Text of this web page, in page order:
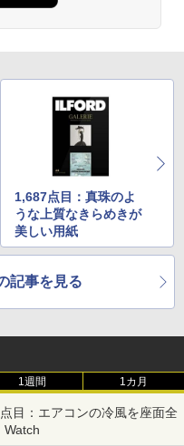
1,687点目：真珠のよ
うな上質なきらめきが
美しい用紙
記事を見る
1週間 1カ月
目：エアコンの冷風を座面全
Watch